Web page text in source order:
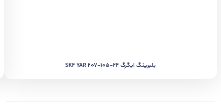
بلبرینگ ایگرگ SKF YAR 207-105-2F